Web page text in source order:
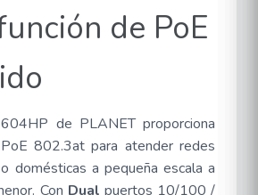
de PoE
de PLANET proporciona
802.3at para atender redes
domésticas a pequeña escala a
Con Dual puertos 10/100 /